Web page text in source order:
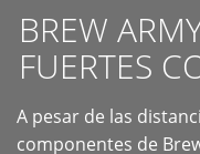
BREW
FUERTES
A pesar de las
componentes de